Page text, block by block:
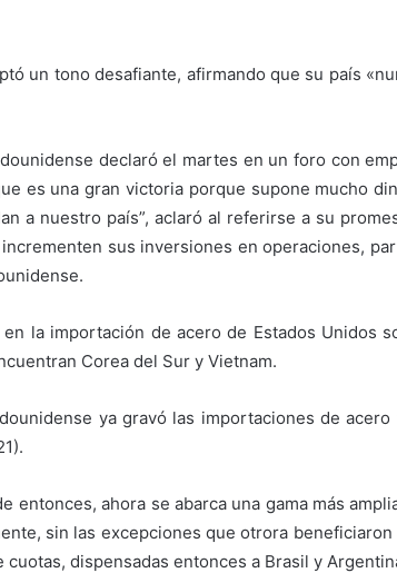
un tono desafiante, afirmando que su país
declaró el martes en un foro con
es una gran victoria porque supone mucho
a nuestro país”, aclaró al referirse a su
sus inversiones en operaciones,
la importación de acero de Estados Unidos
Corea del Sur y Vietnam.
ya gravó las importaciones de
entonces, ahora se abarca una gama más
sin las excepciones que otrora beneficiaron
cuotas, dispensadas entonces a Brasil y